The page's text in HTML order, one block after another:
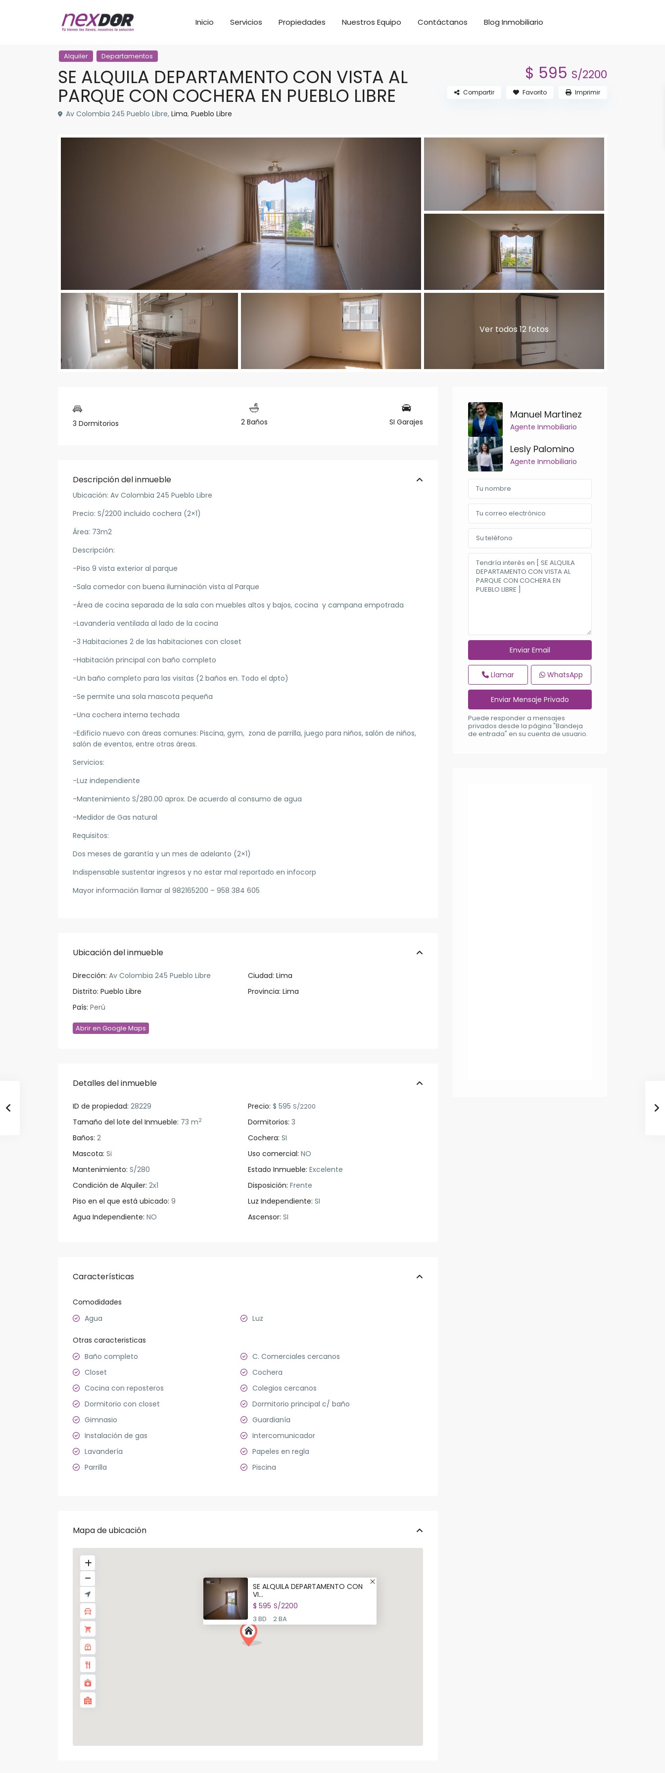
Inicio Servicios Propiedades Nuestros Equipo Contáctanos Blog Inmobiliario
Alquiler Departamentos
SE ALQUILA DEPARTAMENTO CON VISTA AL
PARQUE CON COCHERA EN PUEBLO LIBRE
$ 595 S/2200
Av Colombia 245 Pueblo Libre, Lima, Pueblo Libre
Compartir Favorito Imprimir
Ver todos 12 fotos
3 Dormitorios 2 Baños SI Garajes
Descripción del inmueble
Ubicación: Av Colombia 245 Pueblo Libre
Precio: S/2200 incluido cochera (2×1)
Área: 73m2
Descripción:
-Piso 9 vista exterior al parque
-Sala comedor con buena iluminación vista al Parque
-Área de cocina separada de la sala con muebles altos y bajos, cocina y campana empotrada
-Lavandería ventilada al lado de la cocina
-3 Habitaciones 2 de las habitaciones con closet
-Habitación principal con baño completo
-Un baño completo para las visitas (2 baños en. Todo el dpto)
-Se permite una sola mascota pequeña
-Una cochera interna techada
-Edificio nuevo con áreas comunes: Piscina, gym, zona de parrilla, juego para niños, salón de niños,
salón de eventos, entre otras áreas.
Servicios:
-Luz independiente
-Mantenimiento S/280.00 aprox. De acuerdo al consumo de agua
-Medidor de Gas natural
Requisitos:
Dos meses de garantía y un mes de adelanto (2×1)
Indispensable sustentar ingresos y no estar mal reportado en infocorp
Mayor información llamar al 982165200 – 958 384 605
Ubicación del inmueble
Dirección: Av Colombia 245 Pueblo Libre Ciudad: Lima
Distrito: Pueblo Libre Provincia: Lima
País: Perú
Abrir en Google Maps
Detalles del inmueble
ID de propiedad: 28229 Precio: $ 595 S/2200
Tamaño del lote del Inmueble: 73 m2 Dormitorios: 3
Baños: 2 Cochera: SI
Mascota: Si Uso comercial: NO
Mantenimiento: S/280 Estado Inmueble: Excelente
Condición de Alquiler: 2x1 Disposición: Frente
Piso en el que está ubicado: 9 Luz Independiente: SI
Agua Independiente: NO Ascensor: SI
Características
Comodidades
Agua
Luz
Otras caracteristicas
Baño completo
C. Comerciales cercanos
Closet
Cochera
Cocina con reposteros
Colegios cercanos
Dormitorio con closet
Dormitorio principal c/ baño
Gimnasio
Guardianía
Instalación de gas
Intercomunicador
Lavandería
Papeles en regla
Parrilla
Piscina
Mapa de ubicación
SE ALQUILA DEPARTAMENTO CON
VI...
$ 595 S/2200
3 BD 2 BA
Manuel Martinez
Agente Inmobiliario
Lesly Palomino
Agente Inmobiliario
Llamar WhatsApp
Puede responder a mensajes
privados desde la página "Bandeja
de entrada" en su cuenta de usuario.